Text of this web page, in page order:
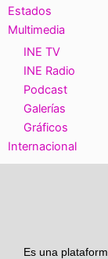
Estados
Multimedia
INE TV
INE Radio
Podcast
Galerías
Gráficos
Internacional
Es una